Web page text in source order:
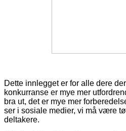
Dette innlegget er for alle dere
konkurranse er mye mer
bra ut, det er mye mer
ser i sosiale medier, vi må være
deltakere.